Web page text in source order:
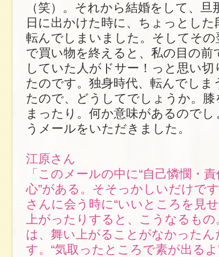
（笑）。それから結婚をして、
日に出かけた時に、ちょっとし
転んでしまいました。そしてそ
で買い物を終えると、私の目の前
していた人がドサー！っと思い
たのです。独身時代、転んでしま
たので、どうしてでしょうか。
まったり。何か意味があるので
うメールをいただきました。
江原さん
「このメールの中に“自己憐憫・
心”がある。そそっかしいだけで
さんに会う時に“いいところを見
上がったりすると、こうなるも
は、舞い上がることがなかったん
す。“気取ったところで素が出る